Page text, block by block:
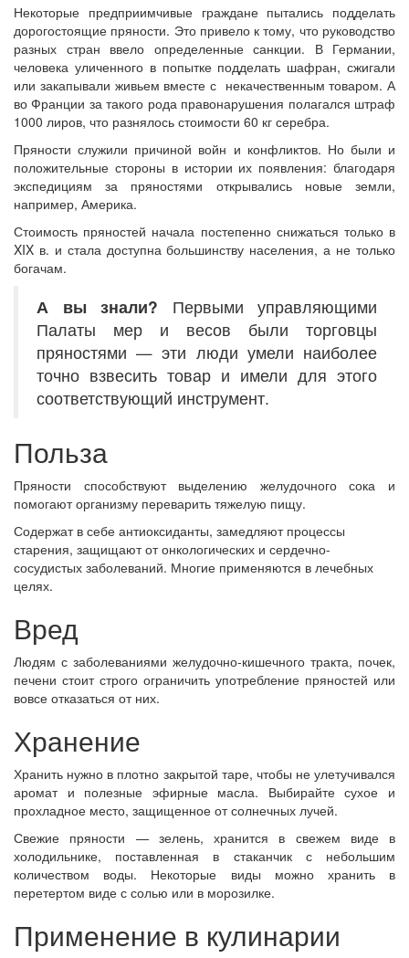
Некоторые предприимчивые граждане пытались подделать
дорогостоящие пряности. Это привело к тому, что руководство
разных стран ввело определенные санкции. В Германии,
человека уличенного в попытке подделать шафран, сжигали
или закапывали живьем вместе с некачественным товаром. А
во Франции за такого рода правонарушения полагался штраф
1000 лиров, что разнялось стоимости 60 кг серебра.
Пряности служили причиной войн и конфликтов. Но были и
положительные стороны в истории их появления: благодаря
экспедициям за пряностями открывались новые земли,
например, Америка.
Стоимость пряностей начала постепенно снижаться только в
XIX в. и стала доступна большинству населения, а не только
богачам.
А вы знали? Первыми управляющими
Палаты мер и весов были торговцы
пряностями — эти люди умели наиболее
точно взвесить товар и имели для этого
соответствующий инструмент.
Польза
Пряности способствуют выделению желудочного сока и
помогают организму переварить тяжелую пищу.
Содержат в себе антиоксиданты, замедляют процессы
старения, защищают от онкологических и сердечно-
сосудистых заболеваний. Многие применяются в лечебных
целях.
Вред
Людям с заболеваниями желудочно-кишечного тракта, почек,
печени стоит строго ограничить употребление пряностей или
вовсе отказаться от них.
Хранение
Хранить нужно в плотно закрытой таре, чтобы не улетучивался
аромат и полезные эфирные масла. Выбирайте сухое и
прохладное место, защищенное от солнечных лучей.
Свежие пряности — зелень, хранится в свежем виде в
холодильнике, поставленная в стаканчик с небольшим
количеством воды. Некоторые виды можно хранить в
перетертом виде с солью или в морозилке.
Применение в кулинарии